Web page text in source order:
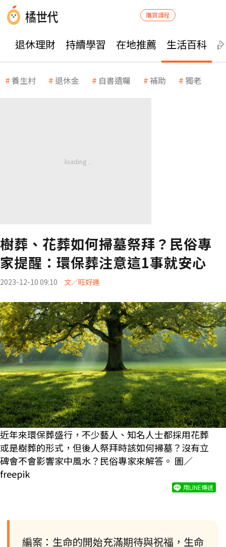
購買課程
退休理財 持續學習 在地推薦 生活百科
養生村 退休金 自書遺囑 補助 獨老
樹葬、花葬如何掃墓祭拜？民俗專
家提醒：環保葬注意這1事就安心
2023-12-10 09:10 文／旺好運
近年來環保葬盛行，不少藝人、知名人士都採用花葬
或是樹葬的形式，但後人祭拜時該如何掃墓？沒有立
碑會不會影響家中風水？民俗專家來解答。 圖／
freepik
用LINE傳送
編案：生命的開始充滿期待與祝福，生命